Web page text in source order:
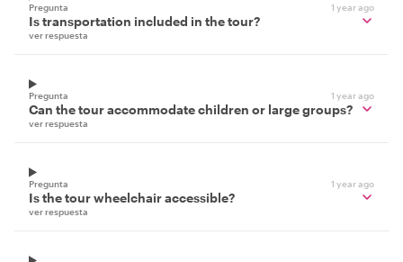
Pregunta 1 year ago
Is transportation included in the tour?
ver respuesta
Pregunta 1 year ago
Can the tour accommodate children or large groups?
ver respuesta
Pregunta 1 year ago
Is the tour wheelchair accessible?
ver respuesta